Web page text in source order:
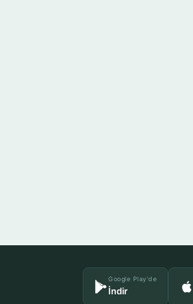
Google Play'de
İndir